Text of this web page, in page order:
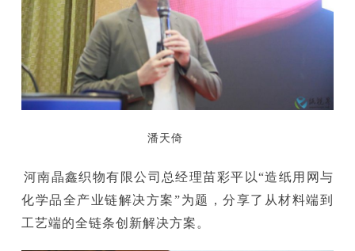
潘天倚
南晶鑫织物有限公司总经理苗彩平以“造纸用网与
化学品全产业链解决方案”为题，分享了从材料端到
工艺端的全链条创新解决方案。